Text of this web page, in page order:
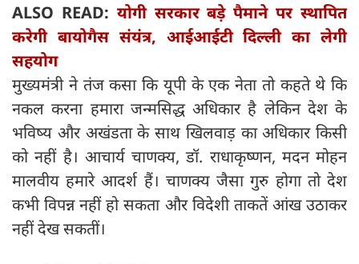
ALSO READ: योगी सरकार बड़े पैमाने पर स्थापित
करेगी बायोगैस संयंत्र, आईआईटी दिल्ली का लेगी
सहयोग
मुख्यमंत्री ने तंज कसा कि यूपी के एक नेता तो कहते थे कि
नकल करना हमारा जन्मसिद्ध अधिकार है लेकिन देश के
भविष्य और अखंडता के साथ खिलवाड़ का अधिकार किसी
को नहीं है। आचार्य चाणक्य, डॉ. राधाकृष्णन, मदन मोहन
मालवीय हमारे आदर्श हैं। चाणक्य जैसा गुरु होगा तो देश
कभी विपन्न नहीं हो सकता और विदेशी ताकतें आंख उठाकर
नहीं देख सकतीं।